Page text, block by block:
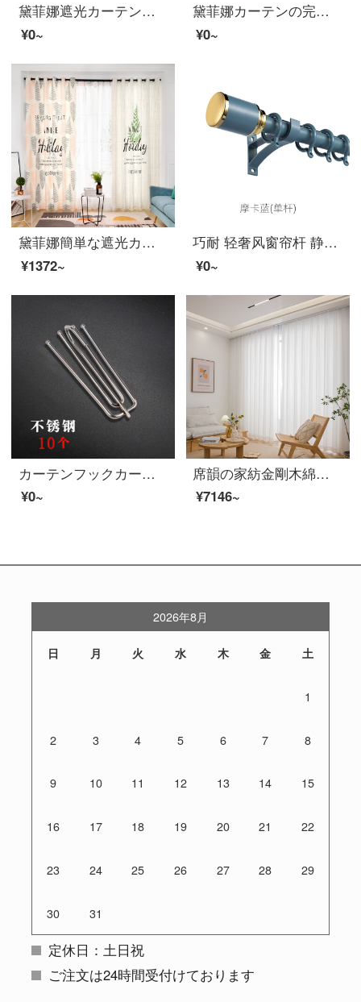
黛菲娜遮光カーテン完成品子供部屋緑植新型遮光布地リビングルームのカーテンカスタマイズ9817-半遮光布-打孔完成品幅3.4*2.7メートル*1枚（高可改）
¥0~
黛菲娜カーテンの完成品北欧スタイルは簡単で現代的な遮光に厚い窓紗のカーテンを厚くして、熱を遮断するリビングルームの布地8518-半遮光布-打孔完成品の幅は1.9*2.7メートルの高さ*1枚(高可改)
¥0~
黛菲娜簡単な遮光カーテンの布ネット紅北欧ins小清新な文芸格子少女心のお姫様風の寝室の床には窓枠のカーテンがかかっています。9890-半遮光布-打孔完成品の幅は1.9*2.7メートルの高さ*1枚です。
¥1372~
巧耐 轻奢风窗帘杆 静音加厚铝合金罗马杆窗帘打孔挂钩轨道 单杆双杆顶装墙装打孔窗帘轨 窗帘配件 摩卡蓝 单杆 要几米拍几件
¥0~
カーテンフックカーテンのフック部品の付属品フュークベルト韓国式四本爪フックフック【ステンレス太字】10個
¥0~
席韻の家紡金剛木綿は光が透過しないので、人の白レスー耐磨耗防止フック糸金剛レス客間の窓のバルコニーの窓レ-ス幅3.0メートル*高さ2.7メートル*2枚のフック(カスタマーサービスの高さ変更)
¥7146~
2026年8月
日 月 火 水 木 金 土
1
2 3 4 5 6 7 8
9 10 11 12 13 14 15
16 17 18 19 20 21 22
23 24 25 26 27 28 29
30 31
定休日：土日祝
ご注文は24時間受付けております